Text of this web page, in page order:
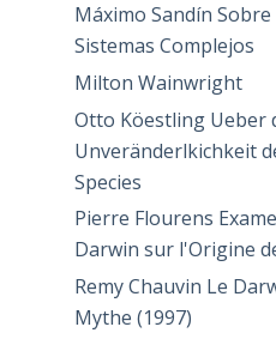
Máximo Sandín
Sistemas Complejos
Milton Wainwright
Otto Köestling Ueber
Unveränderlkichkeit
Species
Pierre Flourens
Darwin sur l'Origine
Remy Chauvin Le
Mythe (1997)